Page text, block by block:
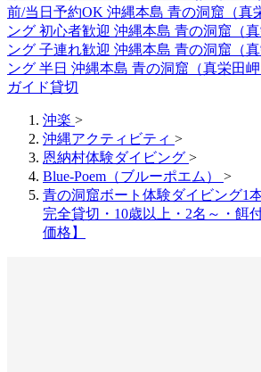
前/当日予約OK 沖縄本島 青の洞窟（真
ング 初心者歓迎 沖縄本島 青の洞窟（
ング 子連れ歓迎 沖縄本島 青の洞窟（
ング 半日 沖縄本島 青の洞窟（真栄田
ガイド貸切
沖楽 >
沖縄アクティビティ >
恩納村体験ダイビング >
Blue-Poem（ブルーポエム） >
青の洞窟ボート体験ダイビング1
完全貸切・10歳以上・2名～・餌
価格】